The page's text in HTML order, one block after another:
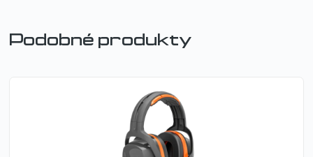
Podobné produkty